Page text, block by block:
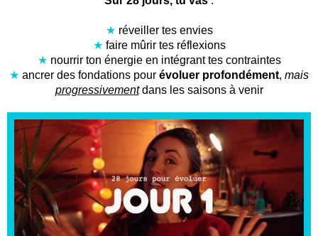
★ réveiller tes envies
★ faire mûrir tes réflexions
★ nourrir ton énergie en intégrant tes contraintes
★ ancrer des fondations pour évoluer profondément, mais
progressivementdans les saisons à venir